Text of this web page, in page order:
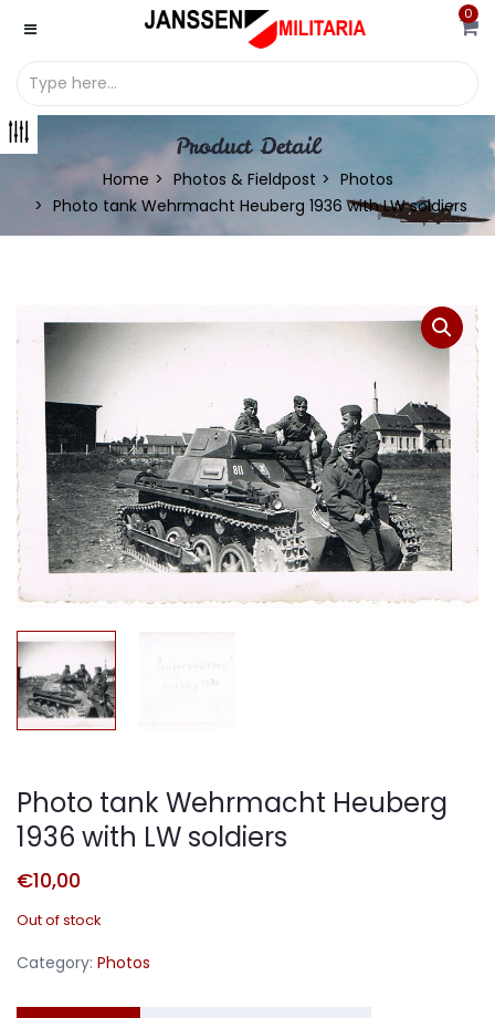
0
Product Detail
Home Photos & Fieldpost
Photos
Photo tank Wehrmacht Heuberg 1936 with LW soldiers
Photo tank Wehrmacht Heuberg
1936 with LW soldiers
€10,00
Out of stock
Category: Photos